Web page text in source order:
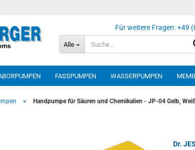
Alle
FASSPUMPEN WASSERPUMPEN
» Handpumpe für Säuren und Chemikalien - JP-04 Gelb,
Dr.